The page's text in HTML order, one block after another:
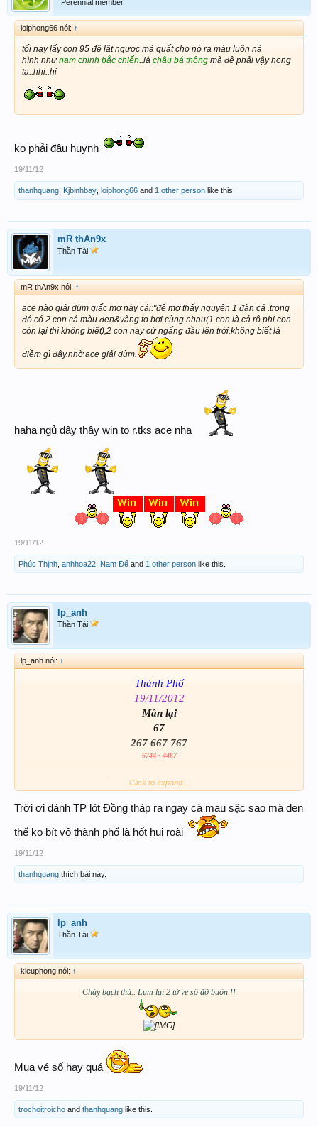
Perennial member
loiphong66 nói: ↑
tối nay lấy con 95 đệ lật ngược mà quất cho nó ra máu luôn nà
hình nhưnam chinh bắc chiến..là châu bá thông mà đệ phải vậy hong
ta..hhi..hi
ko phải đâu huynh
19/11/12
thanhquang Kjbinhbay loiphong66 and 1 other person like this.
mR thAn9x
Thần Tài
mR thAn9x nói: ↑
ace nào giải dùm giấc mơ này cái:"đệ mơ thấy nguyên 1 đàn cá .trong
đó có 2 con cá màu đen&vàng to bơi cùng nhau(1 con là cá rô phi con
còn lại thì không biết),2 con này cứ ngẩng đầu lên trời.không biết là
điềm gì đây.nhờ ace giải dùm.
haha ngủ dậy thây win to r.tks ace nha
19/11/12
Phúc Thịnh anhhoa22 Nam Đế and 1 other person like this.
lp_anh
Thần Tài
lp_anh nói: ↑
Thành Phố
19/11/2012
Mần lại
67
267 667 767
6744 - 4467
Đồng Tháp
Số 10
Click to expand...
Trời ơi đánh TP lót Đồng tháp ra ngay cà mau sặc sao mà đen
thế ko bít vô thành phố là hốt hụi roài
19/11/12
thanhquang thích bài này.
lp_anh
Thần Tài
kieuphong nói: ↑
Cháy bạch thủ.. Lụm lại 2 tờ vé số đỡ buồn !!
Mua vé số hay quá
19/11/12
trochoitroicho and thanhquang like this.